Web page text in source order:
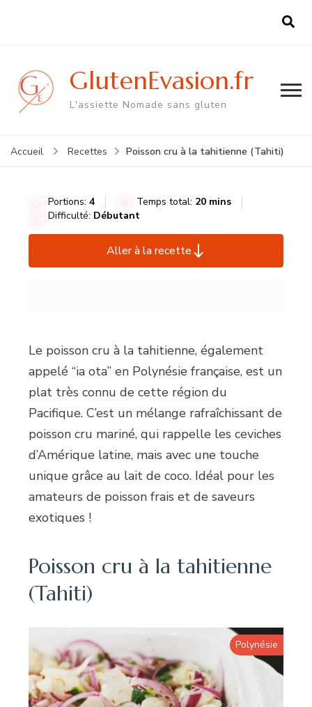
GlutenEvasion.fr
L'assiette Nomade sans gluten
Accueil Recettes Poisson cru à la tahitienne (Tahiti)
Portions:4 Temps total: 20 mins
Difficulté: Débutant
Aller à la recette
Le poisson cru à la tahitienne, également
appelé “ia ota” en Polynésie française, est un
plat très connu de cette région du
Pacifique. C’est un mélange rafraîchissant de
poisson cru mariné, qui rappelle les ceviches
d’Amérique latine, mais avec une touche
unique grâce au lait de coco. Idéal pour les
amateurs de poisson frais et de saveurs
exotiques !
Poisson cru à la tahitienne
(Tahiti)
Polynésie